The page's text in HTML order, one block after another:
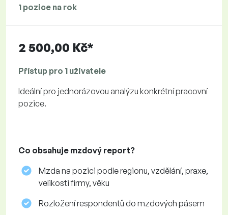
1 pozice na rok
2 500,00 Kč*
Přístup pro 1 uživatele
Ideální pro jednorázovou analýzu konkrétní pracovní
pozice.
Co obsahuje mzdový report?
Mzda na pozici podle regionu, vzdělání, praxe,
velikosti firmy, věku
Rozložení respondentů do mzdových pásem